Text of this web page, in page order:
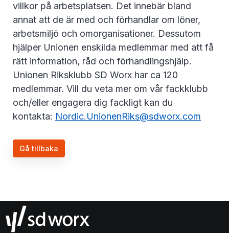
villkor på arbetsplatsen. Det innebär bland
annat att de är med och förhandlar om löner,
arbetsmiljö och omorganisationer. Dessutom
hjälper Unionen enskilda medlemmar med att få
rätt information, råd och förhandlingshjälp.
Unionen Riksklubb SD Worx har ca 120
medlemmar. Vill du veta mer om vår fackklubb
och/eller engagera dig fackligt kan du
kontakta: Nordic.UnionenRiks@sdworx.com
Gå tillbaka